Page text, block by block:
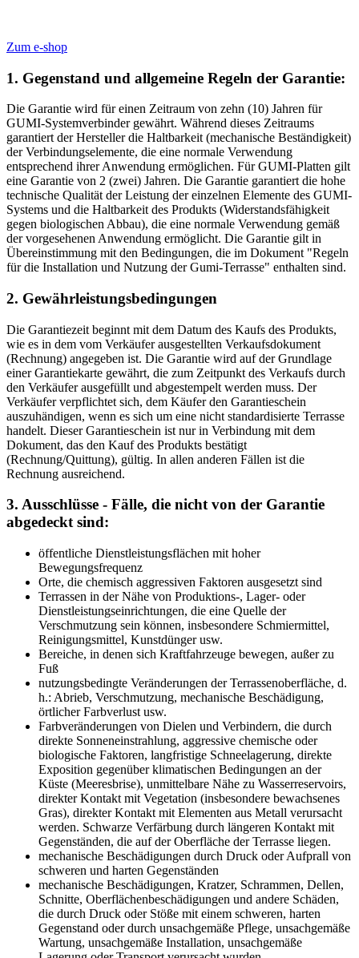
Zum e-shop
1. Gegenstand und allgemeine Regeln der Garantie:
Die Garantie wird für einen Zeitraum von zehn (10) Jahren für
GUMI-Systemverbinder gewährt. Während dieses Zeitraums
garantiert der Hersteller die Haltbarkeit (mechanische Beständigkeit)
der Verbindungselemente, die eine normale Verwendung
entsprechend ihrer Anwendung ermöglichen. Für GUMI-Platten gilt
eine Garantie von 2 (zwei) Jahren. Die Garantie garantiert die hohe
technische Qualität der Leistung der einzelnen Elemente des GUMI-
Systems und die Haltbarkeit des Produkts (Widerstandsfähigkeit
gegen biologischen Abbau), die eine normale Verwendung gemäß
der vorgesehenen Anwendung ermöglicht. Die Garantie gilt in
Übereinstimmung mit den Bedingungen, die im Dokument "Regeln
für die Installation und Nutzung der Gumi-Terrasse" enthalten sind.
2. Gewährleistungsbedingungen
Die Garantiezeit beginnt mit dem Datum des Kaufs des Produkts,
wie es in dem vom Verkäufer ausgestellten Verkaufsdokument
(Rechnung) angegeben ist. Die Garantie wird auf der Grundlage
einer Garantiekarte gewährt, die zum Zeitpunkt des Verkaufs durch
den Verkäufer ausgefüllt und abgestempelt werden muss. Der
Verkäufer verpflichtet sich, dem Käufer den Garantieschein
auszuhändigen, wenn es sich um eine nicht standardisierte Terrasse
handelt. Dieser Garantieschein ist nur in Verbindung mit dem
Dokument, das den Kauf des Produkts bestätigt
(Rechnung/Quittung), gültig. In allen anderen Fällen ist die
Rechnung ausreichend.
3. Ausschlüsse - Fälle, die nicht von der Garantie
abgedeckt sind:
öffentliche Dienstleistungsflächen mit hoher
Bewegungsfrequenz
Orte, die chemisch aggressiven Faktoren ausgesetzt sind
Terrassen in der Nähe von Produktions-, Lager- oder
Dienstleistungseinrichtungen, die eine Quelle der
Verschmutzung sein können, insbesondere Schmiermittel,
Reinigungsmittel, Kunstdünger usw.
Bereiche, in denen sich Kraftfahrzeuge bewegen, außer zu
Fuß
nutzungsbedingte Veränderungen der Terrassenoberfläche, d.
h.: Abrieb, Verschmutzung, mechanische Beschädigung,
örtlicher Farbverlust usw.
Farbveränderungen von Dielen und Verbindern, die durch
direkte Sonneneinstrahlung, aggressive chemische oder
biologische Faktoren, langfristige Schneelagerung, direkte
Exposition gegenüber klimatischen Bedingungen an der
Küste (Meeresbrise), unmittelbare Nähe zu Wasserreservoirs,
direkter Kontakt mit Vegetation (insbesondere bewachsenes
Gras), direkter Kontakt mit Elementen aus Metall verursacht
werden. Schwarze Verfärbung durch längeren Kontakt mit
Gegenständen, die auf der Oberfläche der Terrasse liegen.
mechanische Beschädigungen durch Druck oder Aufprall von
schweren und harten Gegenständen
mechanische Beschädigungen, Kratzer, Schrammen, Dellen,
Schnitte, Oberflächenbeschädigungen und andere Schäden,
die durch Druck oder Stöße mit einem schweren, harten
Gegenstand oder durch unsachgemäße Pflege, unsachgemäße
Wartung, unsachgemäße Installation, unsachgemäße